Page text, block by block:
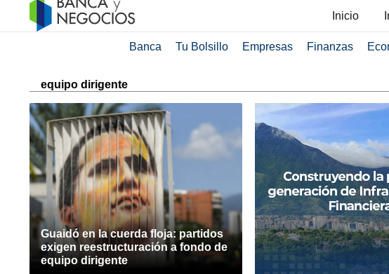
Inicio
Banca Tu Bolsillo Empresas Finanzas
equipo dirigente
Guaidó en la cuerda floja: partidos
exigen reestructuración a fondo de
equipo dirigente